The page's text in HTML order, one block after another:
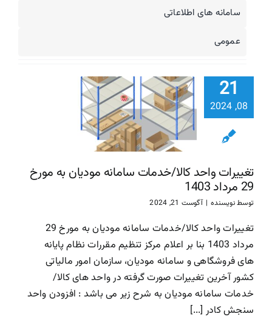
سامانه های اطلاعاتی
عمومی
21
08, 2024
سامانهتغییرات واحد کالا/خدمات سامانه مودیان به مورخ
29 مرداد 1403
توسطنویسنده | آگوست 21, 2024
تغییرات واحد کالا/خدمات سامانه مودیان به مورخ 29
مرداد 1403 بنا بر اعلام مرکز تنظیم مقررات نظام پایانه
های فروشگاهی و سامانه مودیان، سازمان امور مالیاتی
کشور آخرین تغییرات صورت گرفته در واحد های کالا/
خدمات سامانه مودیان به شرح زیر می باشد : افزودن واحد
سنجش کادر [...]